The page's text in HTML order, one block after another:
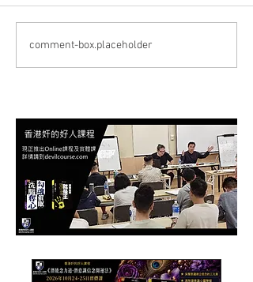
comment-box.placeholder